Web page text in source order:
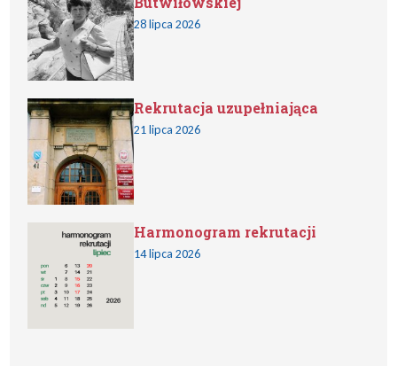
28 lipca 2026
Rekrutacja uzupełniająca
21 lipca 2026
Harmonogram rekrutacji
14 lipca 2026